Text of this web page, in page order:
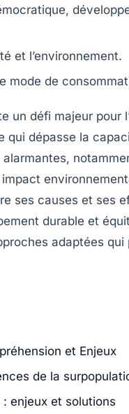
,
et l’environnement.
mode de
un défi majeur pour
qui dépasse la
ses causes et ses
durable et
adaptées
et Enjeux
de la
enjeux et solutions